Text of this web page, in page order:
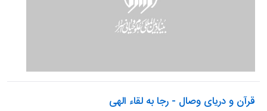
قرآن و دریای وصال - رجا به لقاء الهی